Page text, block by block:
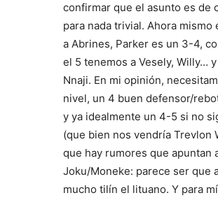
confirmar que el asunto es de
para nada trivial. Ahora mismo
a Abrines, Parker es un 3-4,
el 5 tenemos a Vesely, Willy…
Nnaji. En mi opinión,
nivel, un 4 buen defensor/
y ya idealmente un 4-5 si no
(que bien nos vendría Trevlon
que hay rumores que apuntan
Joku/Moneke: parece ser que
mucho tilín el lituano. Y para